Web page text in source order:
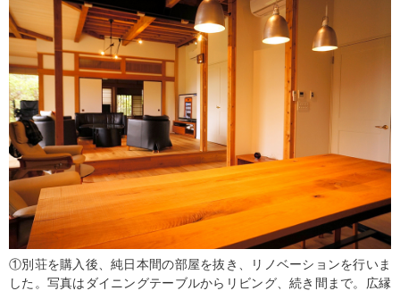
①別荘を購入後、純日本間の部屋を抜き、リノベーションを行いま
した。写真はダイニングテーブルからリビング、続き間まで。広縁